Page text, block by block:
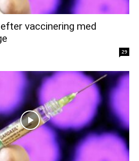
vaccinering med
29